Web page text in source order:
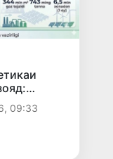
барқ аз
ва
июн 22,9
09:33